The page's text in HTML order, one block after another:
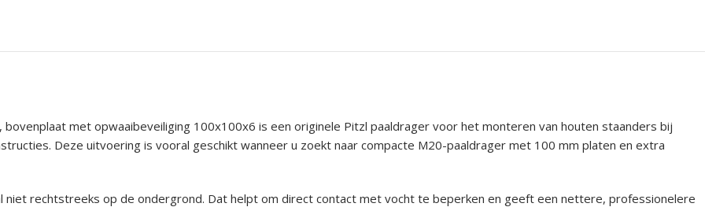
met opwaaibeveiliging 100x100x6 is een originele Pitzl paaldrager voor het monteren van houten staanders bij
Deze uitvoering is vooral geschikt wanneer u zoekt naar compacte M20-paaldrager met 100 mm platen en extra
niet rechtstreeks op de ondergrond. Dat helpt om direct contact met vocht te beperken en geeft een nettere, professionelere